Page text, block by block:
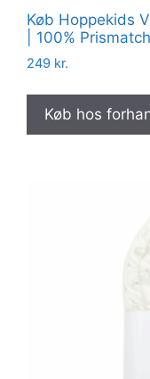
Køb Hoppekids
| 100% Prismatch
249 kr.
Køb hos